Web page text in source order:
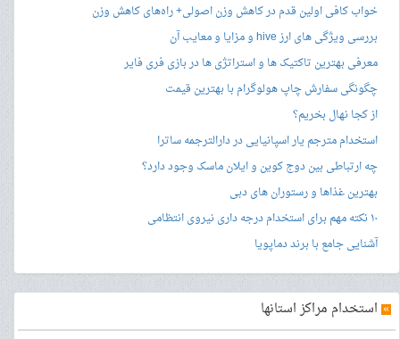
خواب کافی اولین قدم در کاهش وزن اصولی+ راه‌های کاهش وزن
بررسی ویژگی های ارز hive و مزایا و معایب آن
معرفی بهترین تاکتیک ها و استراتژی ها در بازی فری فایر
چگونگی سفارش چاپ هولوگرام با بهترین قیمت
از کجا نهال بخریم؟
استخدام مترجم یار اسپانیایی در دارالترجمه ساترا
چه ارتباطی بین دوج کوین و ایلان ماسک وجود دارد؟
بهترین غذاها و رستوران های دبی
۱۰ نکته مهم برای استخدام درجه داری نیروی انتظامی
آشنایی جامع با برند دماپویا
» استخدام مراکز استانها